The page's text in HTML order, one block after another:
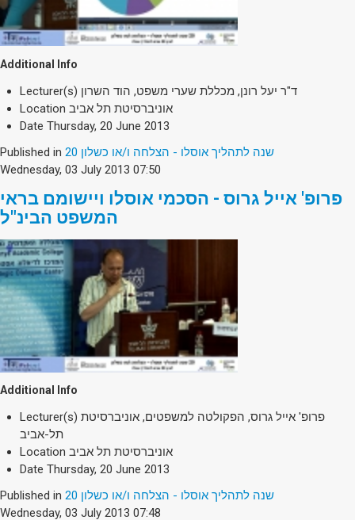
Additional Info
Lecturer(s) ד"ר יעל רונן, מכללת שערי משפט, הוד השרון
Location אוניברסיטת תל אביב
Date Thursday, 20 June 2013
Published in
20 שנה לתהליך אוסלו - הצלחה ו/או כשלון
Wednesday, 03 July 2013 07:50
פרופ' אייל גרוס - הסכמי אוסלו ויישומם בראי
המשפט הבינ"ל
Additional Info
Lecturer(s) פרופ' אייל גרוס, הפקולטה למשפטים, אוניברסיטת
תל-אביב
Location אוניברסיטת תל אביב
Date Thursday, 20 June 2013
Published in
20 שנה לתהליך אוסלו - הצלחה ו/או כשלון
Wednesday, 03 July 2013 07:48